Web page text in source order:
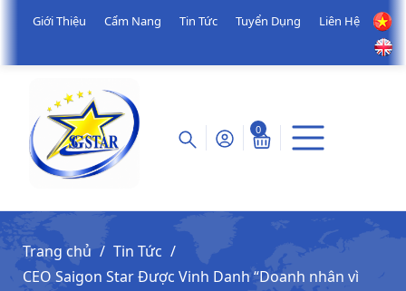
Giới Thiệu Cẩm Nang Tin Tức Tuyển Dụng Liên Hệ
0
Trang chủ
Tin Tức
CEO Saigon Star Được Vinh Danh “Doanh nhân vì